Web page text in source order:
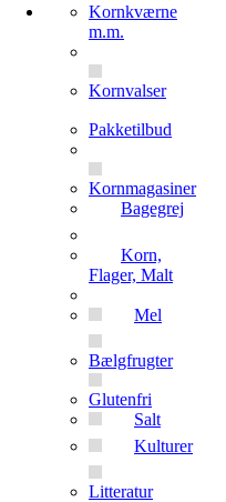
Kornkværne
m.m.
Kornvalser
Pakketilbud
Kornmagasiner
Bagegrej
Korn,
Flager, Malt
Mel
Bælgfrugter
Glutenfri
Salt
Kulturer
Litteratur